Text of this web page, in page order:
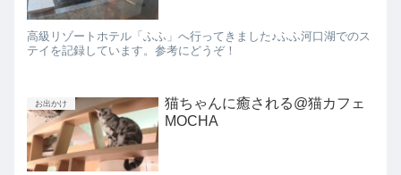
高級リゾートホテル「ふふ」へ行ってきました♪ふふ河口湖でのス
テイを記録しています。参考にどうぞ！
お出かけ
猫ちゃんに癒される@猫カフェ
MOCHA